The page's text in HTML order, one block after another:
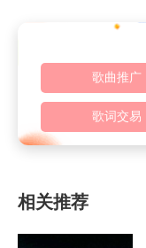
歌曲推广
歌词交易
相关推荐